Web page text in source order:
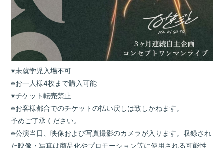
※未就学児入場不可
※お一人様4枚まで購入可能
※チケット転売禁止
※お客様都合でのチケットの払い戻しは致しかねます。
予めご了承ください。
※公演当日、映像および写真撮影のカメラが入ります。収録され
た映像・写真は商品化やプロモーション等に使用される可能性